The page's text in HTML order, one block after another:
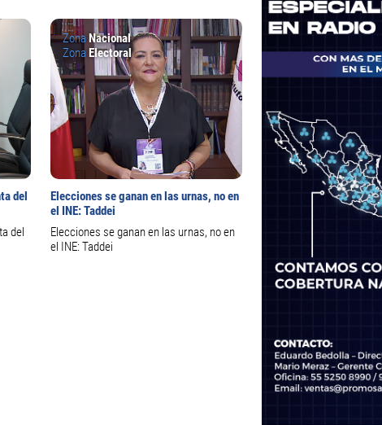
Delgadillo
del
del
Zona Nacional
Zona Electoral
Elecciones se ganan en las urnas, no en
el INE: Taddei
Elecciones se ganan en las urnas, no en
el INE: Taddei